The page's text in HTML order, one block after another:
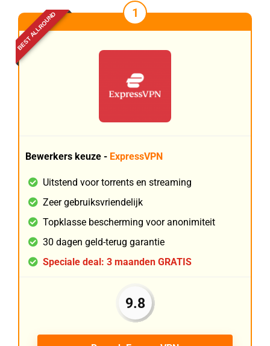
BEST ALLROUND 1
Bewerkers keuze - ExpressVPN
Uitstend voor torrents en streaming
Zeer gebruiksvriendelijk
Topklasse bescherming voor anonimiteit
30 dagen geld-terug garantie
Speciale deal: 3 maanden GRATIS
9.8